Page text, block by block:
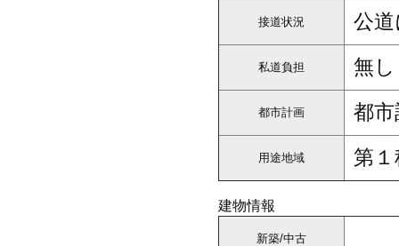
接道状況 公
私道負担 無し
都市計画 都
用途地域 第
建物情報
新築/中古